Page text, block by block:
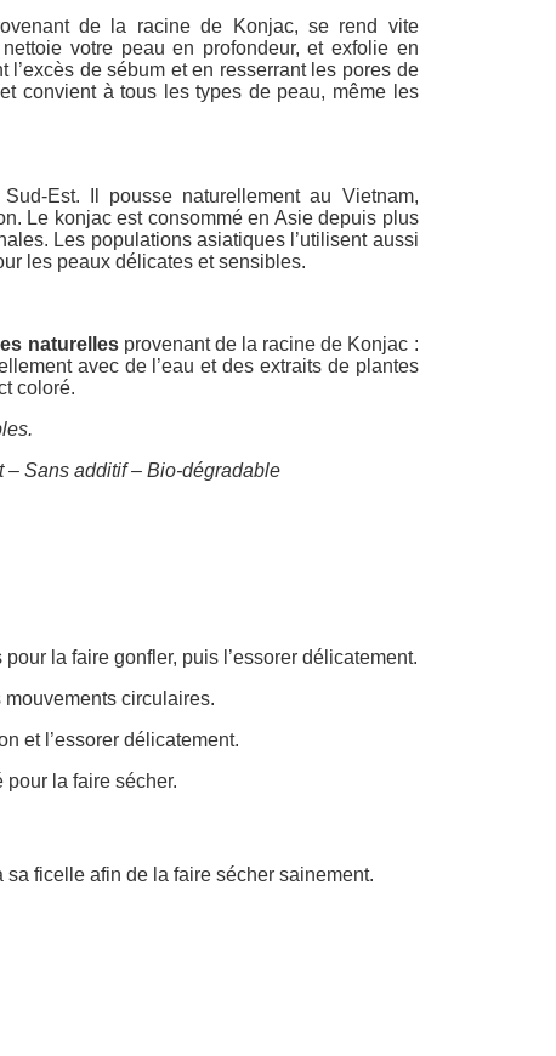
de la racine de Konjac, se rend vite
votre peau en profondeur, et exfolie en
de sébum et en resserrant les pores de
convient à tous les types de peau, même les
Est. Il pousse naturellement au Vietnam,
Le konjac est consommé en Asie depuis plus
Les populations asiatiques l’utilisent aussi
les peaux délicates et sensibles.
naturellesprovenant de la racine de Konjac :
avec de l’eau et des extraits de plantes
coloré.
– Sans additif – Bio-dégradable
la faire gonfler, puis l’essorer délicatement.
circulaires.
et l’essorer délicatement.
pour la faire sécher.
ficelle afin de la faire sécher sainement.